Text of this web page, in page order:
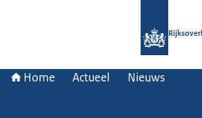
Home Actueel Nieuws